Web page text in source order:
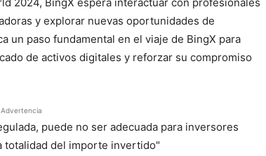
y explorar nuevas oportunidades de
un paso fundamental en el viaje de BingX para
de activos digitales y reforzar su compromiso
Advertencia
puede no ser adecuada para inversores
totalidad del importe invertido"